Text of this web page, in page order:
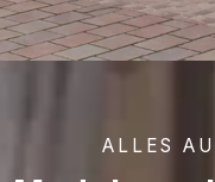
ALLES